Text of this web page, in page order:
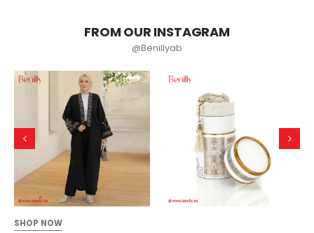
FROM OUR INSTAGRAM
@Benillyab
SHOP NOW